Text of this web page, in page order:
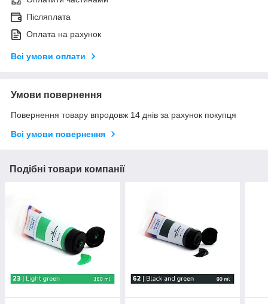
Післяплата
Оплата на рахунок
Всі умови оплати
Умови повернення
Повернення товару впродовж 14 днів за рахунок покупця
Всі умови повернення
Подібні товари компанії